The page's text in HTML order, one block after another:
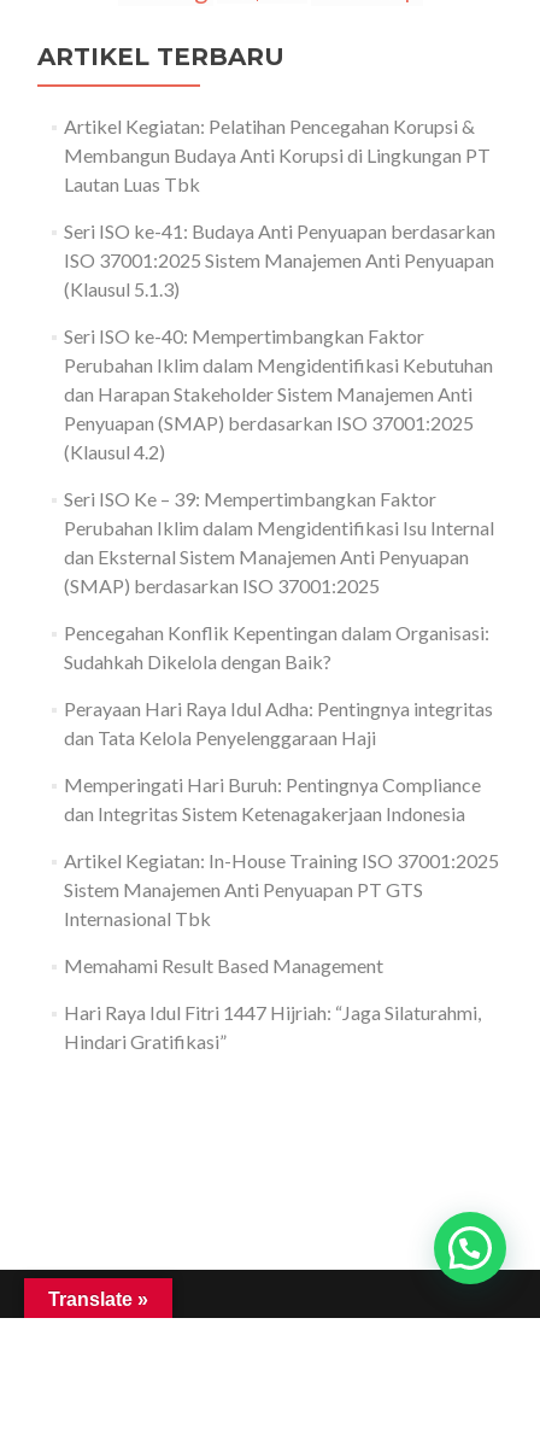
ARTIKEL TERBARU
Artikel Kegiatan: Pelatihan Pencegahan Korupsi &
Membangun Budaya Anti Korupsi di Lingkungan PT
Lautan Luas Tbk
Seri ISO ke-41: Budaya Anti Penyuapan berdasarkan
ISO 37001:2025 Sistem Manajemen Anti Penyuapan
(Klausul 5.1.3)
Seri ISO ke-40: Mempertimbangkan Faktor
Perubahan Iklim dalam Mengidentifikasi Kebutuhan
dan Harapan Stakeholder Sistem Manajemen Anti
Penyuapan (SMAP) berdasarkan ISO 37001:2025
(Klausul 4.2)
Seri ISO Ke – 39: Mempertimbangkan Faktor
Perubahan Iklim dalam Mengidentifikasi Isu Internal
dan Eksternal Sistem Manajemen Anti Penyuapan
(SMAP) berdasarkan ISO 37001:2025
Pencegahan Konflik Kepentingan dalam Organisasi:
Sudahkah Dikelola dengan Baik?
Perayaan Hari Raya Idul Adha: Pentingnya integritas
dan Tata Kelola Penyelenggaraan Haji
Memperingati Hari Buruh: Pentingnya Compliance
dan Integritas Sistem Ketenagakerjaan Indonesia
Artikel Kegiatan: In-House Training ISO 37001:2025
Sistem Manajemen Anti Penyuapan PT GTS
Internasional Tbk
Memahami Result Based Management
Hari Raya Idul Fitri 1447 Hijriah: “Jaga Silaturahmi,
Hindari Gratifikasi”
Translate »